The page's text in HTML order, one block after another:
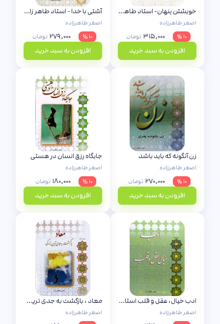
خویشتن پنهان- استاد طاهرزاده
اصغر طاهرزاده
۱۰ %
۳۱۵,۰۰۰ تومان
افزودن به سبد خرید
آشتی با خدا - استاد طاهر زاده
اصغر طاهرزاده
۱۰ %
۲۷۹,۰۰۰ تومان
افزودن به سبد خرید
زن آنگونه که باید باشد
اصغر طاهرزاده
۱۰ %
۲۷۰,۰۰۰ تومان
افزودن به سبد خرید
جایگاه رزق انسان در هستی
اصغر طاهرزاده
۱۰ %
۱۸۰,۰۰۰ تومان
افزودن به سبد خرید
ادب خیال، عقل و قلب استاد طاهرزاده
اصغر طاهرزاده
معاد ، بازگشت به جدی ترین زندگی
اصغر طاهرزاده